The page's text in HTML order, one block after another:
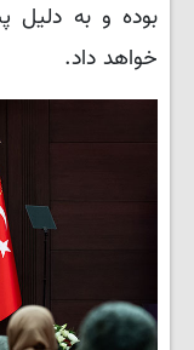
بوده و به دلیل
خواهد داد.